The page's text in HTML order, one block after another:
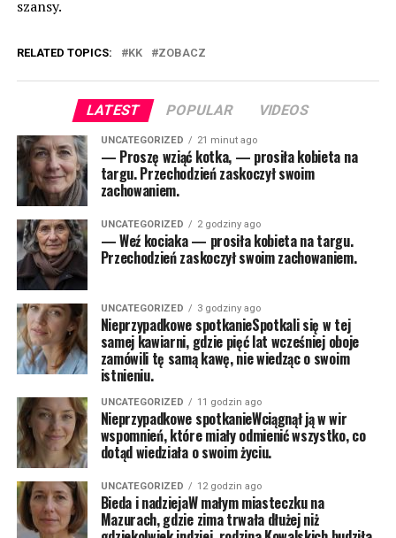
szansy.
RELATED TOPICS: KK ZOBACZ
LATEST POPULAR VIDEOS
UNCATEGORIZED 21 minut ago
— Proszę wziąć kotka, — prosiła kobieta na
targu. Przechodzień zaskoczył swoim
zachowaniem.
UNCATEGORIZED 2 godziny ago
— Weź kociaka — prosiła kobieta na targu.
Przechodzień zaskoczył swoim zachowaniem.
UNCATEGORIZED 3 godziny ago
Nieprzypadkowe spotkanieSpotkali się w tej
samej kawiarni, gdzie pięć lat wcześniej oboje
zamówili tę samą kawę, nie wiedząc o swoim
istnieniu.
UNCATEGORIZED 11 godzin ago
Nieprzypadkowe spotkanieWciągnął ją w wir
wspomnień, które miały odmienić wszystko, co
dotąd wiedziała o swoim życiu.
UNCATEGORIZED 12 godzin ago
Bieda i nadziejaW małym miasteczku na
Mazurach, gdzie zima trwała dłużej niż